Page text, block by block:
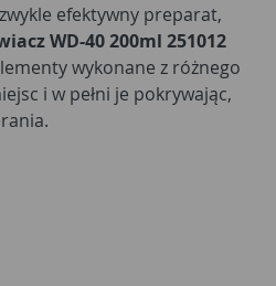
efektywny preparat,
WD-40 200ml 251012
wykonane z różnego
i w pełni je pokrywając,